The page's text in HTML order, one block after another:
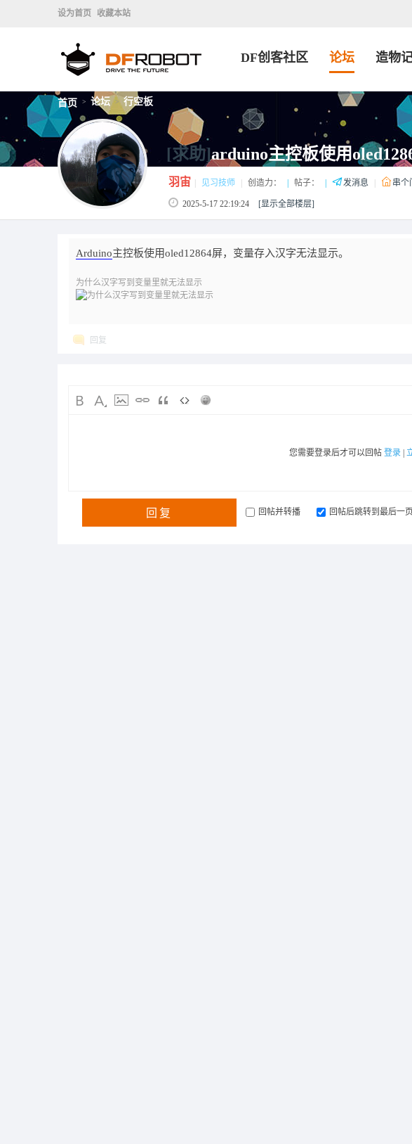
设为首页 收藏本站
DF创客社区 论坛 造物
首页 > 论坛 > 行空板
[求助]arduino主控板使用
羽宙 见习技师 创造力： 帖子： 发消息 串个
2025-5-17 22:19:24 [显示全部楼层]
Arduino主控板使用oled12864屏，变量存入汉字无法显示。
为什么汉字写到变量里就无法显示
回复
您需要登录后才可以回帖 登录
回复 回帖并转播 回帖后跳转到最后一